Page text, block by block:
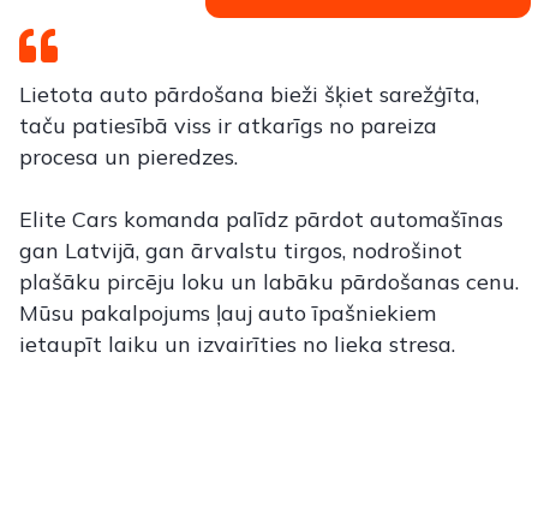
Lietota auto pārdošana bieži šķiet sarežģīta,
taču patiesībā viss ir atkarīgs no pareiza
procesa un pieredzes.
Elite Cars komanda palīdz pārdot automašīnas
gan Latvijā, gan ārvalstu tirgos, nodrošinot
plašāku pircēju loku un labāku pārdošanas cenu.
Mūsu pakalpojums ļauj auto īpašniekiem
ietaupīt laiku un izvairīties no lieka stresa.